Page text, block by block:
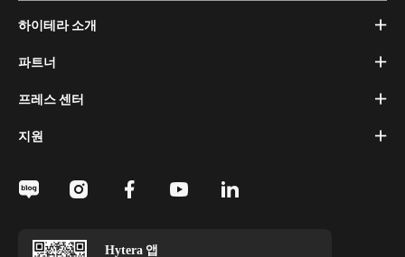
하이테라 소개
파트너
프레스 센터
지원
Hytera 앱